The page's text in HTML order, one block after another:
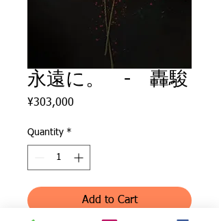
永遠に。 - 轟駿
¥303,000
Quantity *
Add to Cart